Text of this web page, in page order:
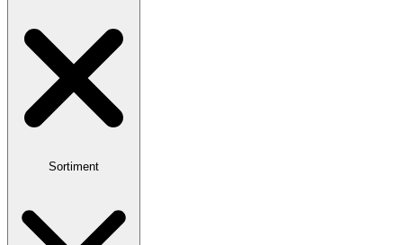
Sortiment